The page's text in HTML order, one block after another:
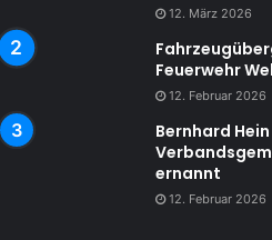
12. März 2026
Feuerwehr
12. Februar 2026
Bernhard
ernannt
12. Februar 2026